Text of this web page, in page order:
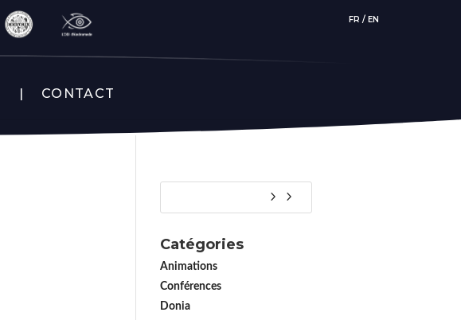
FR / EN
CONTACT
Catégories
Animations
Conférences
Donia